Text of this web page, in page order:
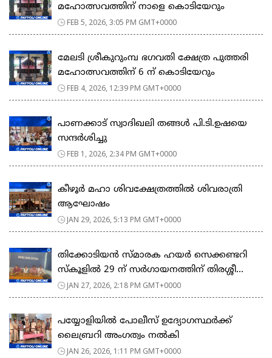
മഹോത്സവത്തിന് നാളെ കൊടിയേറും
FEB 5, 2026, 3:05 PM GMT+0000
മേലടി ശ്രീകുറുംമ്പ ഭഗവതി ക്ഷേത്ര പുത്തരി
മഹോത്സവത്തിന് 6 ന് കൊടിയേറും
FEB 4, 2026, 12:39 PM GMT+0000
പാണക്കാട് സ്വാദിഖലി തങ്ങൾ പി.ടി.ഉഷയെ
സന്ദർശിച്ചു
FEB 1, 2026, 2:34 PM GMT+0000
കീഴൂർ മഹാ ശിവക്ഷേത്രത്തിൽ ശിവരാത്രി
ആഘോഷം
JAN 29, 2026, 5:13 PM GMT+0000
തിക്കോടിയൻ സ്മാരക ഹയർ സെക്കണ്ടറി
സ്കൂളിൽ 29 ന് സർഗായനത്തിന് തിരശ്ശീ...
JAN 27, 2026, 2:18 PM GMT+0000
പയ്യോളിയിൽ പോലീസ് ഉദ്യോഗസ്ഥർക്ക്
ലൈബ്രറി അംഗത്വം നൽകി
JAN 26, 2026, 1:11 PM GMT+0000